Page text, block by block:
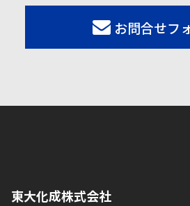
お問合せフ
東大化成株式会社